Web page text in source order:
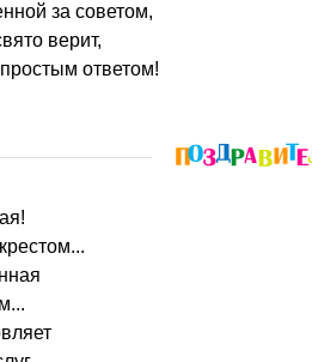
за советом,
верит,
ответом!